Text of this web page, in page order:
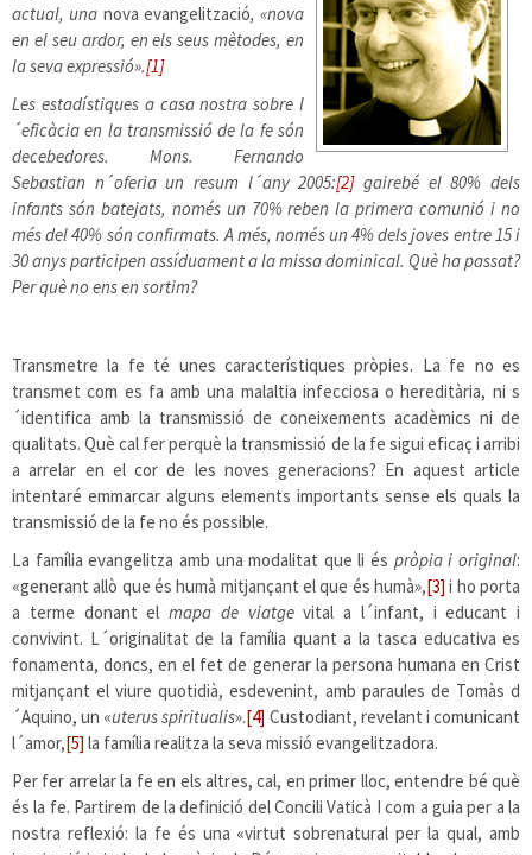
actual, una nova evangelització, «nova
en el seu ardor, en els seus mètodes, en
la seva expressió».[1]
Les estadístiques a casa nostra sobre l
´eficàcia en la transmissió de la fe són
decebedores. Mons. Fernando
Sebastian n´oferia un resum l´any 2005:[2]gairebé el 80% dels
infants són batejats, només un 70% reben la primera comunió i no
més del 40% són confirmats. A més, només un 4% dels joves entre 15 i
30 anys participen assíduament a la missa dominical. Què ha passat?
Per què no ens en sortim?
Transmetre la fe té unes característiques pròpies. La fe no es
transmet com es fa amb una malaltia infecciosa o hereditària, ni s
´identifica amb la transmissió de coneixements acadèmics ni de
qualitats. Què cal fer perquè la transmissió de la fe sigui eficaç i arribi
a arrelar en el cor de les noves generacions? En aquest article
intentaré emmarcar alguns elements importants sense els quals la
transmissió de la fe no és possible.
La família evangelitza amb una modalitat que li és pròpia i original:
«generant allò que és humà mitjançant el que és humà»,[3] i ho porta
a terme donant el mapa de viatgevital a l´infant, i educant i
convivint. L´originalitat de la família quant a la tasca educativa es
fonamenta, doncs, en el fet de generar la persona humana en Crist
mitjançant el viure quotidià, esdevenint, amb paraules de Tomàs d
´Aquino, un «uterus spiritualis».[4] Custodiant, revelant i comunicant
l´amor,[5] la família realitza la seva missió evangelitzadora.
Per fer arrelar la fe en els altres, cal, en primer lloc, entendre bé què
és la fe. Partirem de la definició del Concili Vaticà I com a guia per a la
nostra reflexió: la fe és una «virtut sobrenatural per la qual, amb